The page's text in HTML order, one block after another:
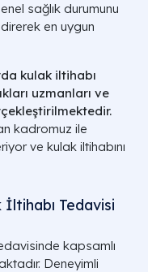
sağlık durumunu
en uygun
kulak iltihabı
uzmanları ve
kadromuz ile
ve kulak iltihabını
Tedavisi
kapsamlı
Deneyimli